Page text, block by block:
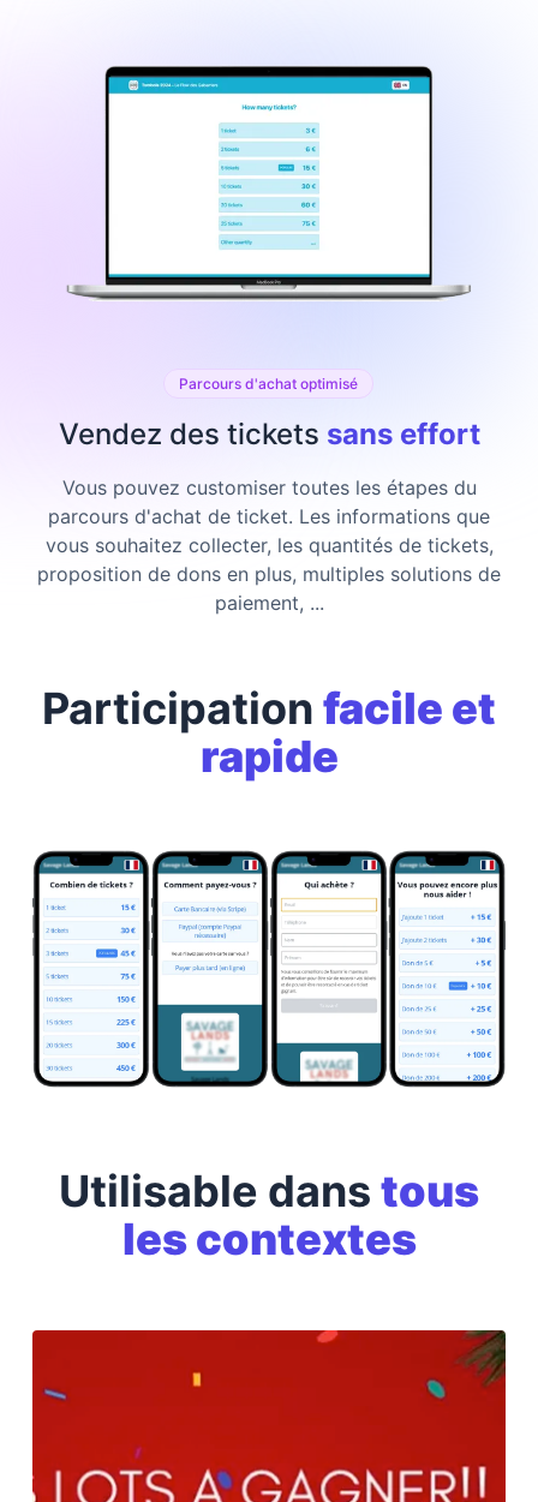
Parcours d'achat optimisé
Vendez des tickets sans effort
Vous pouvez customiser toutes les étapes du
parcours d'achat de ticket. Les informations que
vous souhaitez collecter, les quantités de tickets,
proposition de dons en plus, multiples solutions de
paiement, ...
Participation facile et
rapide
Utilisable dans tous
les contextes